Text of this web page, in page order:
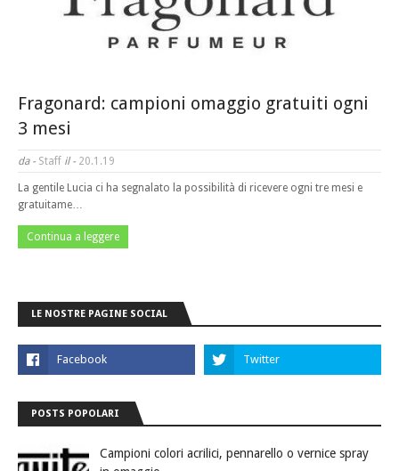
Fragonard: campioni omaggio gratuiti ogni
3 mesi
da - Staff il - 20.1.19
La gentile Lucia ci ha segnalato la possibilità di ricevere ogni tre mesi e
gratuitame…
Continua a leggere
LE NOSTRE PAGINE SOCIAL
POSTS POPOLARI
Campioni colori acrilici, pennarello o vernice spray